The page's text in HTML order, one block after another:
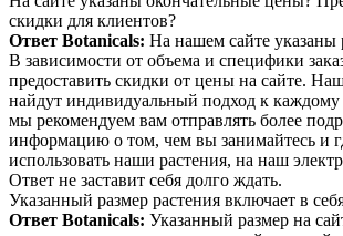
скидки для клиентов?
Ответ Botanicals: На нашем сайте
В зависимости от объема и специфики
предоставить скидки от цены на сайте.
найдут индивидуальный подход к каждому
мы рекомендуем вам отправлять более
информацию о том, чем вы занимайтесь и
использовать наши растения, на наш
Ответ не заставит себя долго ждать.
Указанный размер растения включает в
Ответ Botanicals: Указанный размер на